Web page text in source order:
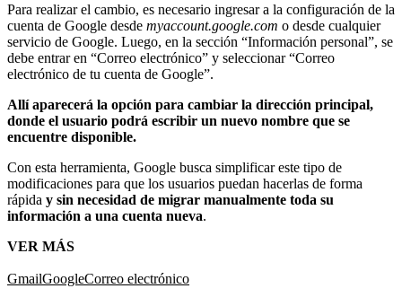
Para realizar el cambio, es necesario ingresar a la configuración de la
cuenta de Google desde myaccount.google.com o desde cualquier
servicio de Google. Luego, en la sección “Información personal”, se
debe entrar en “Correo electrónico” y seleccionar “Correo
electrónico de tu cuenta de Google”.
Allí aparecerá la opción para cambiar la dirección principal,
donde el usuario podrá escribir un nuevo nombre que se
encuentre disponible.
Con esta herramienta, Google busca simplificar este tipo de
modificaciones para que los usuarios puedan hacerlas de forma
rápida y sin necesidad de migrar manualmente toda su
información a una cuenta nueva.
VER MÁS
GmailGoogleCorreo electrónico